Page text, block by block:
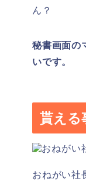
ん？
秘書画面の
いです。
貰える
おねがい社